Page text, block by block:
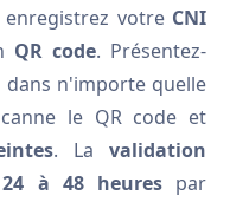
enregistrez votre CNI
QR code. Présentez-
dans n'importe quelle
le QR code et
. Lavalidation
24 à 48 heurespar